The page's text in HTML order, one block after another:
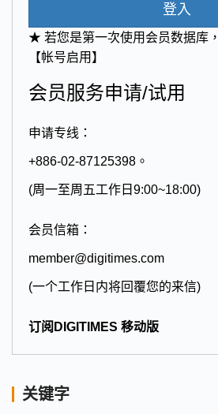
登入
★ 若您是第一次使用会员数据库
【帐号启用】
会员服务申请/试用
申请专线：
+886-02-87125398。
(周一至周五工作日9:00~18:00)
会员信箱：
member@digitimes.com
(一个工作日内将回覆您的来信)
订阅DIGITIMES 移动版
关键字